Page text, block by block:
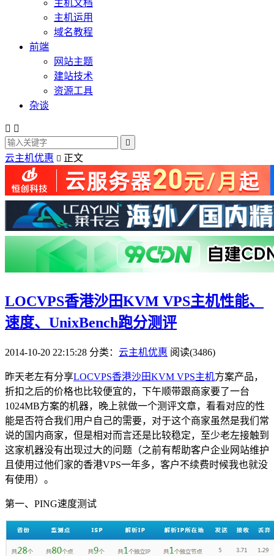
主机文档
主机运用
域名教程
前端
网站主题
建站技术
资源工具
杂谈
 

云主机优惠  正文
LOCVPS香港沙田KVM VPS主机性能、
速度、UnixBench跑分测评
2014-10-20 22:15:28 分类： 云主机优惠 阅读(3486)
昨天老左有分享LOCVPS香港沙田KVM VPS主机方案产品，
折扣之后的价格也比较便宜的，下午顺带跟商家要了一台
1024MB方案的机器，晚上就做一个测评文章，看看对应的性
能是否符合我们用户自己的需要，对于这个商家虽然是我们常
说的国内商家，但是相对而言还是比较稳定，至少老左接触到
这家机器没有出现过大的问题（之前有帮助客户企业网站维护
且使用过他们家的香港VPS一年多，客户不续费时候我也就没
有使用）。
第一、PING速度测试